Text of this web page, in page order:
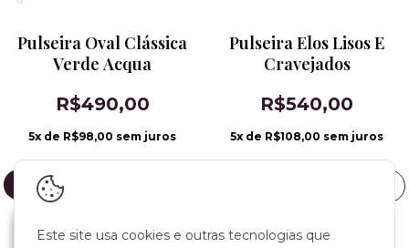
Pulseira Oval Clássica
Verde Acqua
R$490,00
5x de R$98,00 sem juros
Pulseira Elos Lisos E
Cravejados
R$540,00
5x de R$108,00 sem juros
Este site usa cookies e outras tecnologias que